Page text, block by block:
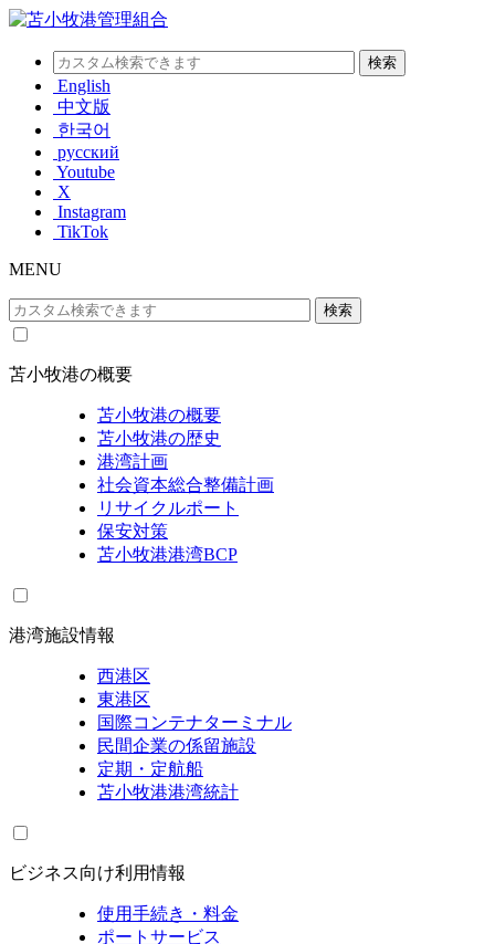
English
中文版
한국어
русский
Youtube
X
Instagram
TikTok
MENU
苫小牧港の概要
苫小牧港の概要
苫小牧港の歴史
港湾計画
社会資本総合整備計画
リサイクルポート
保安対策
苫小牧港港湾BCP
港湾施設情報
西港区
東港区
国際コンテナターミナル
民間企業の係留施設
定期・定航船
苫小牧港港湾統計
ビジネス向け利用情報
使用手続き・料金
ポートサービス